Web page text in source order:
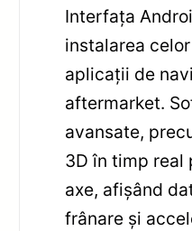
Interfața
instalarea
aplicații de
aftermarket.
avansate,
3D în timp real
axe, afișând
frânare și